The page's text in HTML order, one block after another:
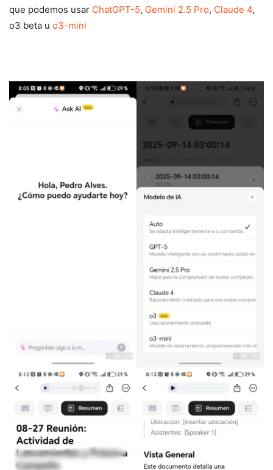
que podemos usar ChatGPT-5, Gemini 2.5 Pro, Claude 4,
o3 beta u o3-mini